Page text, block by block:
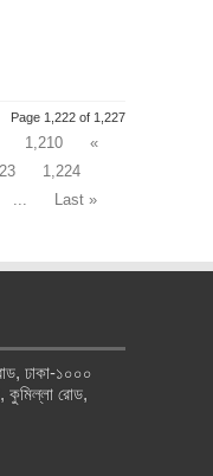
Page 1,222 of 1,227
1,210
«
1,224
Last »
ঢাকা-১০০০
কুমিল্লা রোড,